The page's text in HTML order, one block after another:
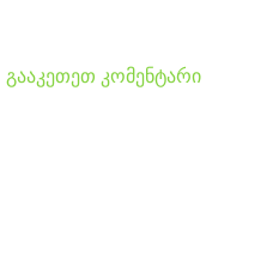
გააკეთეთ კომენტარი